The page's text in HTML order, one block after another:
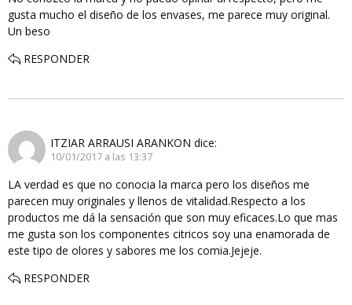
gusta mucho el diseño de los envases, me parece muy original.
Un beso
RESPONDER
ITZIAR ARRAUSI ARANKON dice:
10/01/2017 a las 13:37
LA verdad es que no conocia la marca pero los diseños me
parecen muy originales y llenos de vitalidad.Respecto a los
productos me dá la sensación que son muy eficaces.Lo que mas
me gusta son los componentes citricos soy una enamorada de
este tipo de olores y sabores me los comia.Jejeje.
RESPONDER